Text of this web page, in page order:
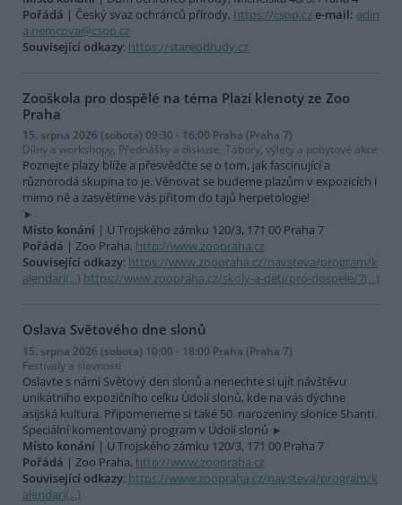
Pořádá | Český svaz ochránců přírody, https://csop.cz e-mail: adin
a.nemcova@csop.cz
Související odkazy: https://stareodrudy.cz
Zooškola pro dospělé na téma Plazí klenoty ze Zoo
Praha
15. srpna 2026 (sobota) 09:30 - 16:00 Praha (Praha 7)
Dílny a workshopy, Přednášky a diskuse, Tábory, výlety a pobytové akce
Poznejte plazy blíže a přesvědčte se o tom, jak fascinující a
různorodá skupina to je. Věnovat se budeme plazům v expozicích i
mimo ně a zasvětíme vás přitom do tajů herpetologie!
Místo konání | U Trojského zámku 120/3, 171 00 Praha 7
Pořádá | Zoo Praha, http://www.zoopraha.cz
Související odkazy: https://www.zoopraha.cz/navsteva/program/k
alendari(...) https://www.zoopraha.cz/skoly-a-deti/pro-dospele/7(...)
Oslava Světového dne slonů
15. srpna 2026 (sobota) 10:00 - 18:00 Praha (Praha 7)
Festivaly a slavnosti
Oslavte s námi Světový den slonů a nenechte si ujít návštěvu
unikátního expozičního celku Údolí slonů, kde na vás dýchne
asijská kultura. Připomeneme si také 50. narozeniny slonice Shanti.
Speciální komentovaný program v Údolí slonů
Místo konání | U Trojského zámku 120/3, 171 00 Praha 7
Pořádá | Zoo Praha, http://www.zoopraha.cz
Související odkazy: https://www.zoopraha.cz/navsteva/program/k
alendari(...)